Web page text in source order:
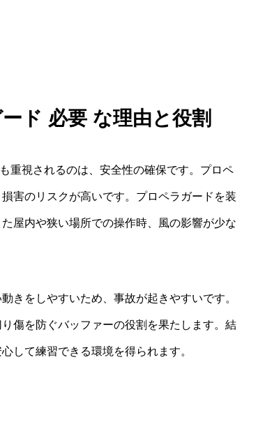
ド 必要 な理由と役割
重視されるのは、安全性の確保です。プロペ
害のリスクが高いです。プロペラガードを装
屋内や狭い場所での操作時、風の影響が少な
きをしやすいため、事故が起きやすいです。
傷を防ぐバッファーの役割を果たします。結
して練習できる環境を得られます。